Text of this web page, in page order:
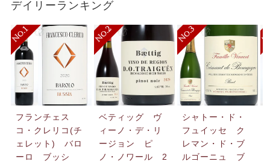
デイリーランキング
フランチェス
コ・クレリコ(チ
ェレット) バロ
ーロ ブッシ
ベティッグ ヴ
ィーノ・デ・リ
ージョン ピ
ノ・ノワール 2
シャトー・ド・
フュイッセ ク
レマン・ド・ブ
ルゴーニュ ブ